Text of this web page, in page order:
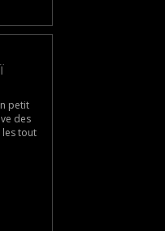
petit
des
tout